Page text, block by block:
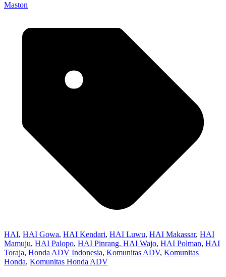
Maston
HAI, HAI Gowa, HAI Kendari, HAI Luwu, HAI Makassar, HAI
Mamuju, HAI Palopo, HAI Pinrang. HAI Wajo, HAI Polman, HAI
Toraja, Honda ADV Indonesia, Komunitas ADV, Komunitas
Honda, Komunitas Honda ADV